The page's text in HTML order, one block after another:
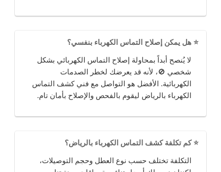
⭐ هل يمكن إصلاح التماس الكهرباء بنفسي؟
لا يُنصح أبداً بمحاولة إصلاح التماس الكهربائي بشكل
شخصي 🚫، لأنه قد يعرضك لخطر الصدمات
الكهربائية. الأفضل هو التواصل مع فني كشف التماس
الكهرباء بالرياض ليقوم بالفحص والإصلاح بأمان تام.
⭐ كم تكلفة كشف التماس الكهرباء بالرياض؟
التكلفة تختلف حسب نوع العطل وحجم التوصيلات،